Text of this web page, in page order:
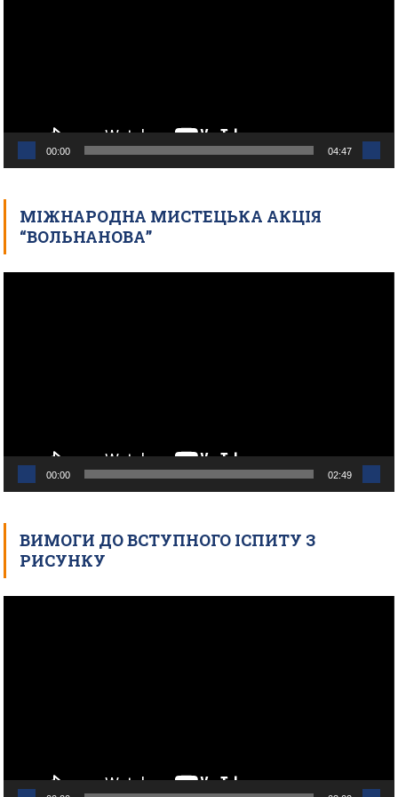
00:00 04:47
МІЖНАРОДНА МИСТЕЦЬКА АКЦІЯ
“ВОЛЬНАНОВА”
00:00 02:49
ВИМОГИ ДО ВСТУПНОГО ІСПИТУ З
РИСУНКУ